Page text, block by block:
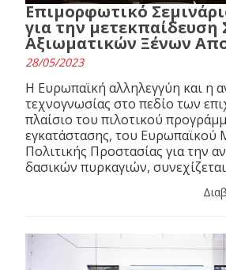
Επιμορφωτικό
για την
Αξιωματικών Ξένων
28/05/2023
Η Ευρωπαϊκή αλληλεγγύη και η
τεχνογνωσίας στο πεδίο των
πλαίσιο του πιλοτικού
εγκατάστασης, του Ευρωπαϊκού
Πολιτικής Προστασίας για την
δασικών πυρκαγιών,